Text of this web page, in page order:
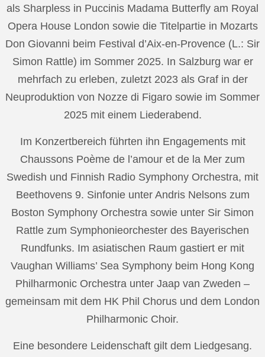
als Sharpless in Puccinis Madama Butterfly am Royal
Opera House London sowie die Titelpartie in Mozarts
Don Giovanni beim Festival d’Aix-en-Provence (L.: Sir
Simon Rattle) im Sommer 2025. In Salzburg war er
mehrfach zu erleben, zuletzt 2023 als Graf in der
Neuproduktion von Nozze di Figaro sowie im Sommer
2025 mit einem Liederabend.
Im Konzertbereich führten ihn Engagements mit
Chaussons Poème de l’amour et de la Mer zum
Swedish und Finnish Radio Symphony Orchestra, mit
Beethovens 9. Sinfonie unter Andris Nelsons zum
Boston Symphony Orchestra sowie unter Sir Simon
Rattle zum Symphonieorchester des Bayerischen
Rundfunks. Im asiatischen Raum gastiert er mit
Vaughan Williams’ Sea Symphony beim Hong Kong
Philharmonic Orchestra unter Jaap van Zweden –
gemeinsam mit dem HK Phil Chorus und dem London
Philharmonic Choir.
Eine besondere Leidenschaft gilt dem Liedgesang.